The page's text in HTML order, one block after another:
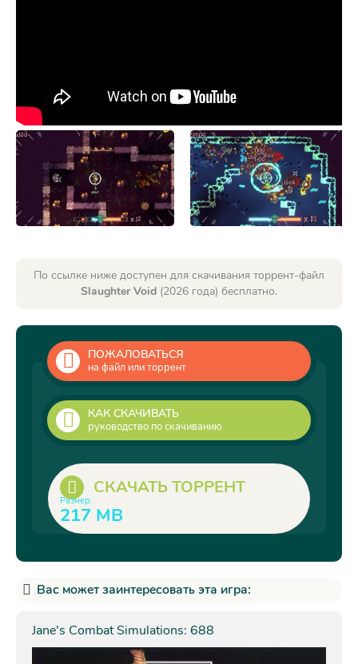
По ссылке ниже доступен для скачивания торрент-файл
Slaughter Void (2026 года) бесплатно.
ПОЖАЛОВАТЬСЯ
на файл или торрент
КАК СКАЧИВАТЬ
руководство по скачиванию
СКАЧАТЬ ТОРРЕНТ
Размер:
217 MB
Вас может заинтересовать эта игра:
Jane's Combat Simulations: 688